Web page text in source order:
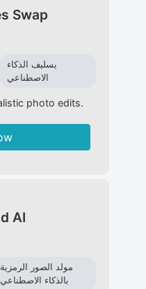
Swap
يسليف الذكاء
الاصطناعي
photo edits.
AI
مولد الصور الرمزية
بالذكاء الاصطناعي